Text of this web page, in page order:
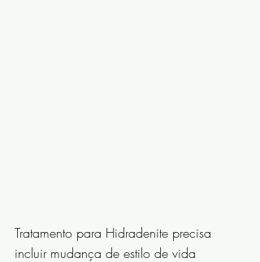
Tratamento para Hidradenite precisa
incluir mudança de estilo de vida